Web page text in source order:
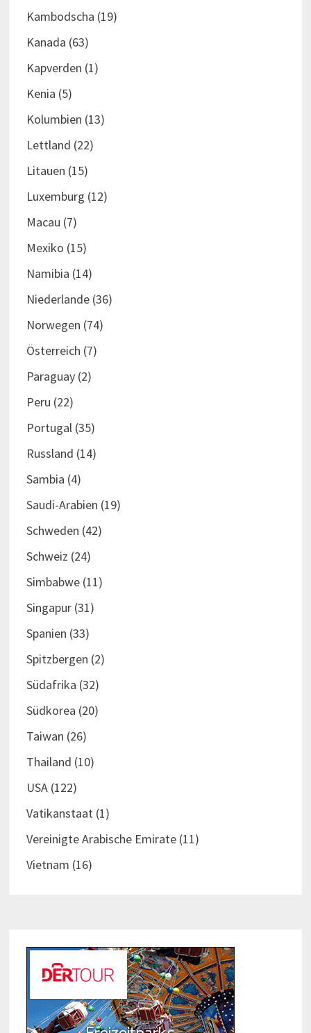
Kambodscha (19)
Kanada (63)
Kapverden (1)
Kenia (5)
Kolumbien (13)
Lettland (22)
Litauen (15)
Luxemburg (12)
Macau (7)
Mexiko (15)
Namibia (14)
Niederlande(36)
Norwegen (74)
Österreich (7)
Paraguay(2)
Peru (22)
Portugal (35)
Russland (14)
Sambia (4)
Saudi-Arabien (19)
Schweden (42)
Schweiz (24)
Simbabwe(11)
Singapur(31)
Spanien (33)
Spitzbergen (2)
Südafrika (32)
Südkorea (20)
Taiwan (26)
Thailand (10)
USA(122)
Vatikanstaat (1)
Vereinigte Arabische Emirate(11)
Vietnam (16)